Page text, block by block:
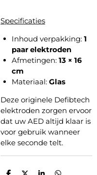
Specificaties
Inhoud verpakking: 1
paar elektroden
Afmetingen: 13 × 16
cm
Materiaal: Glas
Deze originele Defibtech
elektroden zorgen ervoor
dat uw AED altijd klaar is
voor gebruik wanneer
elke seconde telt.